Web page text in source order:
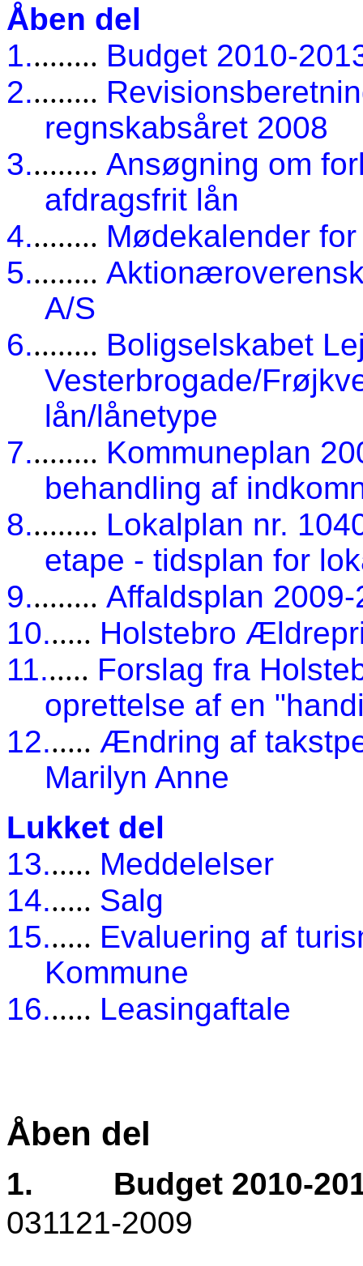
Åben del
1......... Budget 2010-
2.........
regnskabsåret 2008
3......... Ansøgning om
afdragsfrit lån
4......... Mødekalender
5.........
A/S
6......... Boligselskabet
Vesterbrogade/
lån/lånetype
7......... Kommuneplan
behandling af
8......... Lokalplan nr.
etape - tidsplan for
9......... Affaldsplan 2009-
10...... Holstebro
11...... Forslag fra
oprettelse af en
12...... Ændring af
Marilyn Anne
Lukket del
13...... Meddelelser
14...... Salg
15...... Evaluering af
Kommune
16...... Leasingaftale
Åben del
1.
Budget 2010-
031121-2009